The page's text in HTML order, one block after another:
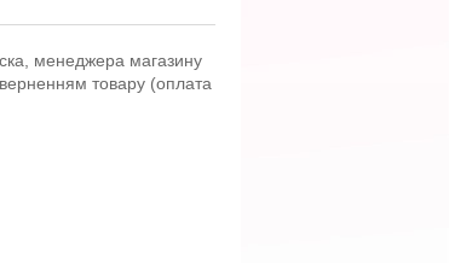
менеджера магазину
товару (оплата